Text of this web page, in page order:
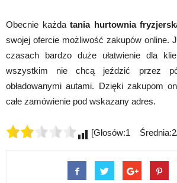
Obecnie każdatania hurtownia
swojej ofercie możliwość zakupów online.
czasach bardzo duże ułatwienie dla
wszystkim nie chcą jeździć przez
obładowanymi autami. Dzięki zakupom
całe zamówienie pod wskazany adres.
[Głosów:1